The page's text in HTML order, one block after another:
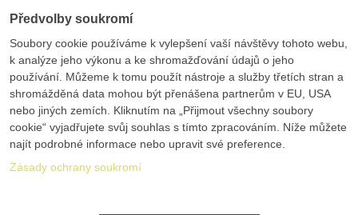
Předvolby soukromí
Soubory cookie používáme k vylepšení vaší návštěvy tohoto webu,
k analýze jeho výkonu a ke shromažďování údajů o jeho
používání. Můžeme k tomu použít nástroje a služby třetích stran a
shromážděná data mohou být přenášena partnerům v EU, USA
nebo jiných zemích. Kliknutím na „Přijmout všechny soubory
cookie“ vyjadřujete svůj souhlas s tímto zpracováním. Níže můžete
najít podrobné informace nebo upravit své preference.
Zásady ochrany soukromí